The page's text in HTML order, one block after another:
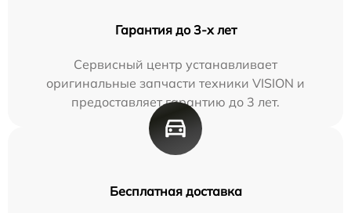
Гарантия до 3-х лет
Сервисный центр устанавливает
оригинальные запчасти техники VISION и
предоставляет гарантию до 3 лет.
Бесплатная доставка